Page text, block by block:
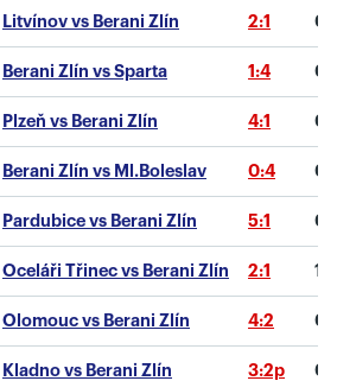
Litvínov vs Berani Zlín 2:1 0
Berani Zlín vs Sparta 1:4 0
Plzeň vs Berani Zlín 4:1 0
Berani Zlín vs Ml.Boleslav 0:4 0
Pardubice vs Berani Zlín 5:1 0
Oceláři Třinec vs Berani Zlín 2:1 1
Olomouc vs Berani Zlín 4:2 0
Kladno vs Berani Zlín 3:2p 0